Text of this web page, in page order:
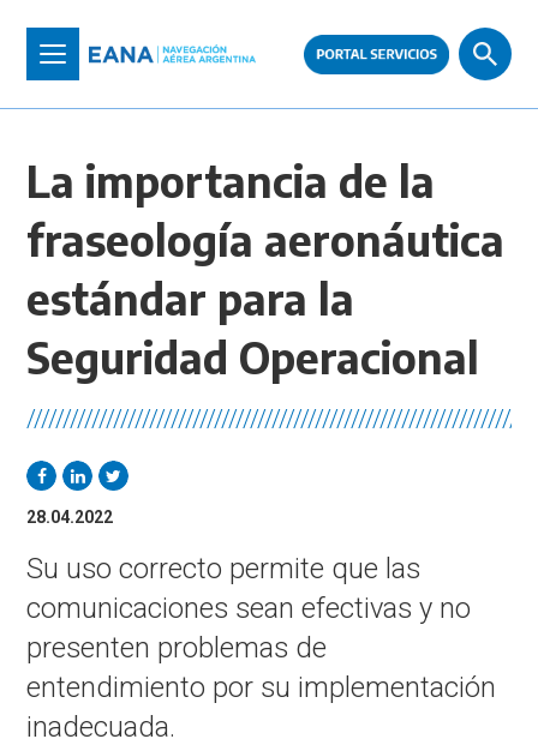
contenido
Toggle
navigation
La importancia de la
fraseología aeronáutica
estándar para la
Seguridad Operacional
28.04.2022
Su uso correcto permite que las
comunicaciones sean efectivas y no
presenten problemas de
entendimiento por su implementación
inadecuada.